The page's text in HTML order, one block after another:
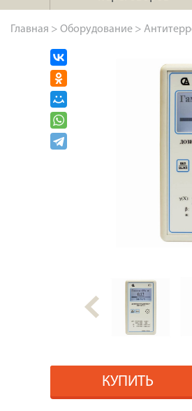
Главная > Оборудование >
КУПИТЬ